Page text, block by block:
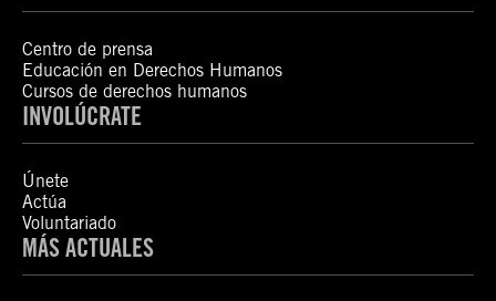
Centro de prensa
Educación en Derechos Humanos
Cursos de derechos humanos
INVOLÚCRATE
Únete
Actúa
Voluntariado
MÁS ACTUALES